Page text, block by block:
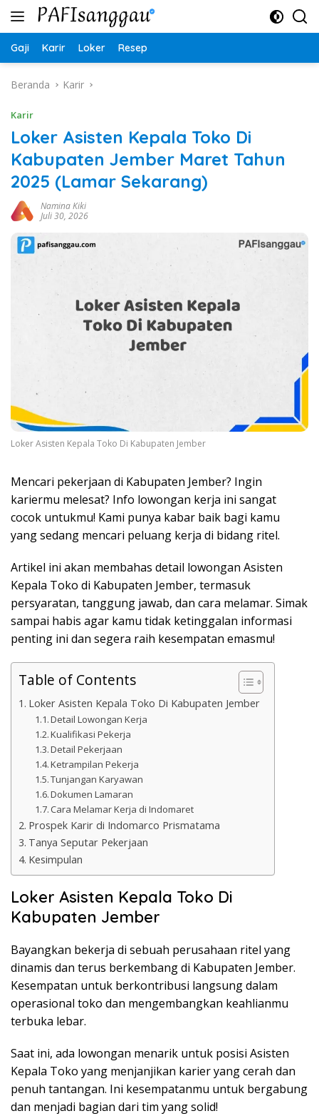
Langsung
Gaji Karir Loker Resep
Beranda Karir
Karir
Loker Asisten Kepala Toko Di
Kabupaten Jember Maret Tahun
2025 (Lamar Sekarang)
Namina Kiki
Juli 30, 2026
Loker Asisten Kepala Toko Di Kabupaten Jember
Mencari pekerjaan di Kabupaten Jember? Ingin
kariermu melesat? Info lowongan kerja ini sangat
cocok untukmu! Kami punya kabar baik bagi kamu
yang sedang mencari peluang kerja di bidang ritel.
Artikel ini akan membahas detail lowongan Asisten
Kepala Toko di Kabupaten Jember, termasuk
persyaratan, tanggung jawab, dan cara melamar. Simak
sampai habis agar kamu tidak ketinggalan informasi
penting ini dan segera raih kesempatan emasmu!
Table of Contents
Loker Asisten Kepala Toko Di Kabupaten Jember
Detail Lowongan Kerja
Kualifikasi Pekerja
Detail Pekerjaan
Ketrampilan Pekerja
Tunjangan Karyawan
Dokumen Lamaran
Cara Melamar Kerja di Indomaret
Prospek Karir di Indomarco Prismatama
Tanya Seputar Pekerjaan
Kesimpulan
Loker Asisten Kepala Toko Di
Kabupaten Jember
Bayangkan bekerja di sebuah perusahaan ritel yang
dinamis dan terus berkembang di Kabupaten Jember.
Kesempatan untuk berkontribusi langsung dalam
operasional toko dan mengembangkan keahlianmu
terbuka lebar.
Saat ini, ada lowongan menarik untuk posisi Asisten
Kepala Toko yang menjanjikan karier yang cerah dan
penuh tantangan. Ini kesempatanmu untuk bergabung
dan menjadi bagian dari tim yang solid!